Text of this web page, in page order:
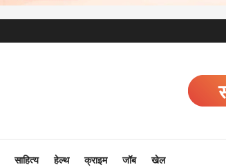
साहित्य हेल्थ क्राइम जॉब खेल